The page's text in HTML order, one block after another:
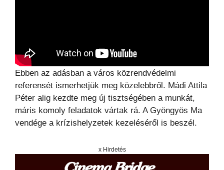
Ebben az adásban a város közrendvédelmi
referensét ismerhetjük meg közelebbről. Mádi Attila
Péter alig kezdte meg új tisztségében a munkát,
máris komoly feladatok vártak rá. A Gyöngyös Ma
vendége a krízishelyzetek kezeléséről is beszél.
x Hirdetés